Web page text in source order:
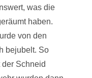
was die
haben.
von den
bejubelt. So
Schneid